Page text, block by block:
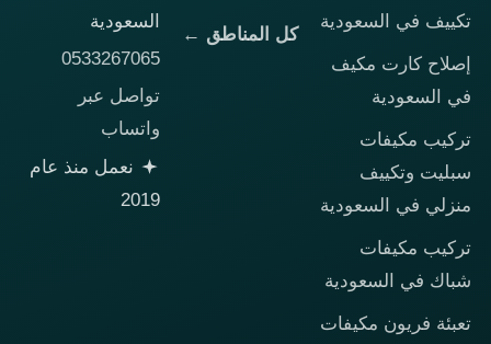
تكييف في السعودية
إصلاح كارت مكيف
في السعودية
تركيب مكيفات
سبليت وتكييف
منزلي في السعودية
تركيب مكيفات
شباك في السعودية
تعبئة فريون مكيفات
كل المناطق ←
السعودية
0533267065
تواصل عبر
واتساب
نعمل منذ عام
2019